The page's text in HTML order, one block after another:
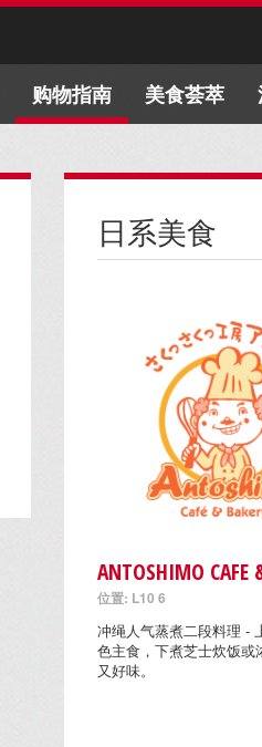
购物指南 美食荟萃
日系美食
ANTOSHIMO CAFE
位置: L10 6
冲绳人气蒸煮二段料理 -
色主食，下煮芝士炊饭或
又好味。